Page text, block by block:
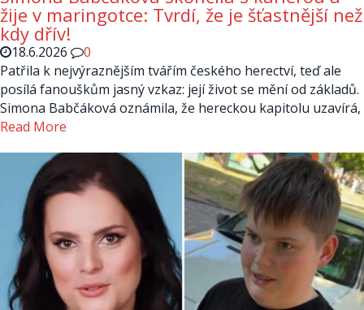
žije v maringotce: Tvrdí, že je šťastnější než
kdy dřív!
18.6.2026
0
Patřila k nejvýraznějším tvářím českého herectví, teď ale
posílá fanouškům jasný vzkaz: její život se mění od základů.
Simona Babčáková oznámila, že hereckou kapitolu uzavírá,
Read More